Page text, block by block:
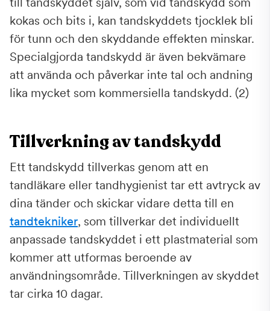
kokas och bits i, kan tandskyddets tjocklek bli
för tunn och den skyddande effekten minskar.
Specialgjorda tandskydd är även bekvämare
att använda och påverkar inte tal och andning
lika mycket som kommersiella tandskydd. (2)
Tillverkning av tandskydd
Ett tandskydd tillverkas genom att en
tandläkare eller tandhygienist tar ett avtryck av
dina tänder och skickar vidare detta till en
tandtekniker, som tillverkar det individuellt
anpassade tandskyddet i ett plastmaterial som
kommer att utformas beroende av
användningsområde. Tillverkningen av skyddet
tar cirka 10 dagar.